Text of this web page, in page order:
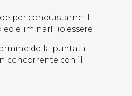
per conquistarne il
ed eliminarli (o essere
della puntata
concorrente con il